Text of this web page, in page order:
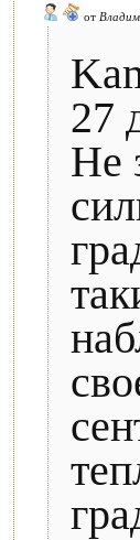
от
27
Не